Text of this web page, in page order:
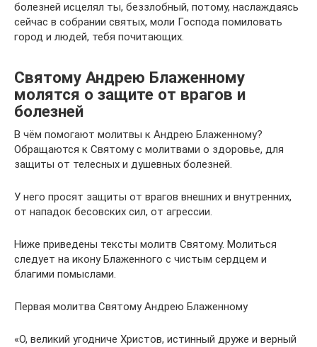
болезней исцелял ты, беззлобный, потому, наслаждаясь
сейчас в собрании святых, моли Господа помиловать
город и людей, тебя почитающих.
Святому Андрею Блаженному
молятся о защите от врагов и
болезней
В чём помогают молитвы к Андрею Блаженному?
Обращаются к Святому с молитвами о здоровье, для
защиты от телесных и душевных болезней.
У него просят защиты от врагов внешних и внутренних,
от нападок бесовских сил, от агрессии.
Ниже приведены тексты молитв Святому. Молиться
следует на икону Блаженного с чистым сердцем и
благими помыслами.
Первая молитва Святому Андрею Блаженному
«О, великий угодниче Христов, истинный друже и верный